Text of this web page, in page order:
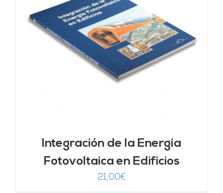
Integración de la Energía
Fotovoltaica en Edificios
21,00€